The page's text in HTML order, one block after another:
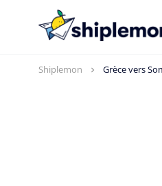
Shiplemon Grèce vers